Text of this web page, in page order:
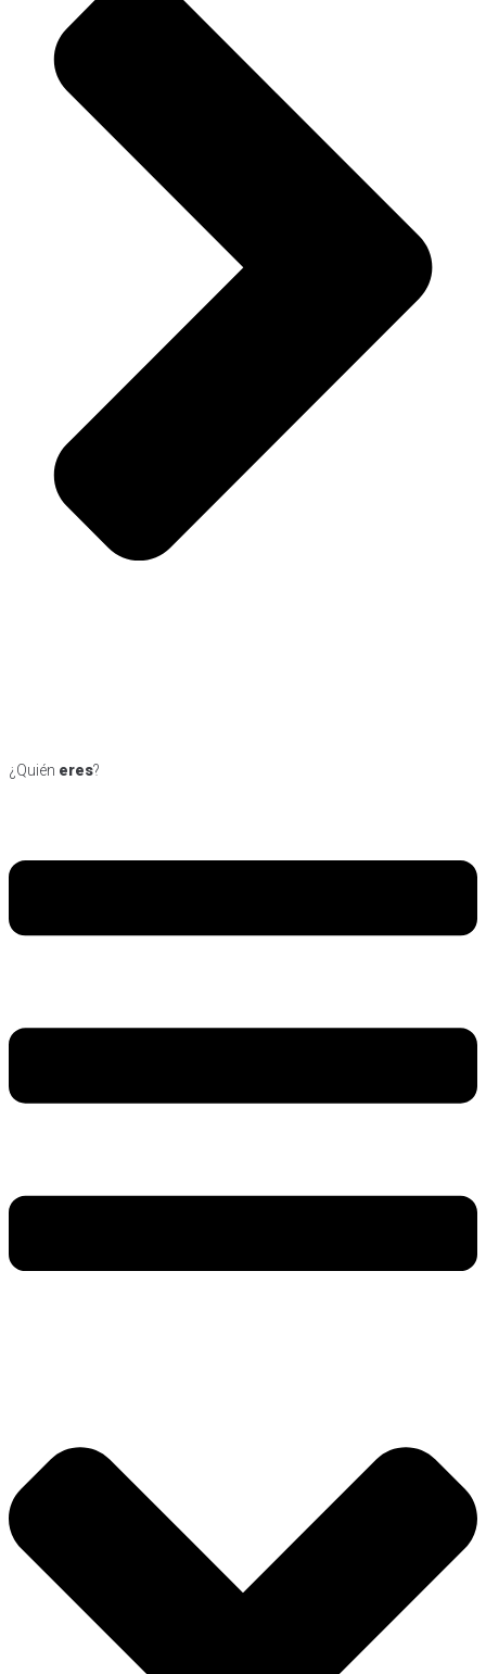
¿Quién eres?